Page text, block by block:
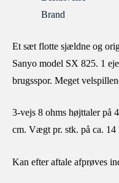
Brand
Et sæt flotte sjældne og
Sanyo model SX 825. 1
brugsspor. Meget
3-vejs 8 ohms højttaler på
cm. Vægt pr. stk. på ca. 14
Kan efter aftale afprøves